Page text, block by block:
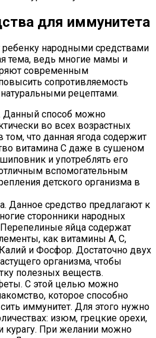
для иммунитета
ребенку народными средствами
тема, ведь многие мамы и
современным
сопротивляемость
рецептами.
Данный способ можно
во всех возрастных
том, что данная ягода содержит
витамина С даже в сушеном
и употреблять его
вспомогательным
детского организма в
Данное средство предлагают к
сторонники народных
яйца содержат
как витамины А, С,
и Фосфор. Достаточно двух
организма, чтобы
полезных веществ.
С этой целью можно
которое способно
иммунитет. Для этого нужно
изюм, грецкие орехи,
курагу. При желании можно